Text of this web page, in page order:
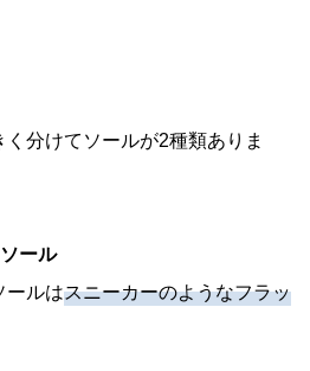
分けてソールが2種類ありま
ール
ールはスニーカーのようなフラッ